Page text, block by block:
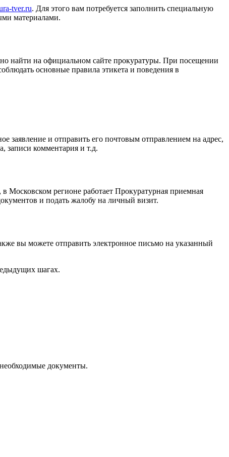
tver.ru. Для этого вам потребуется заполнить специальную
материалами.
найти на официальном сайте прокуратуры. При посещении
основные правила этикета и поведения в
заявление и отправить его почтовым отправлением на адрес,
записи комментария и т.д.
Московском регионе работает Прокуратурная приемная
и подать жалобу на личный визит.
вы можете отправить электронное письмо на указанный
шагах.
документы.